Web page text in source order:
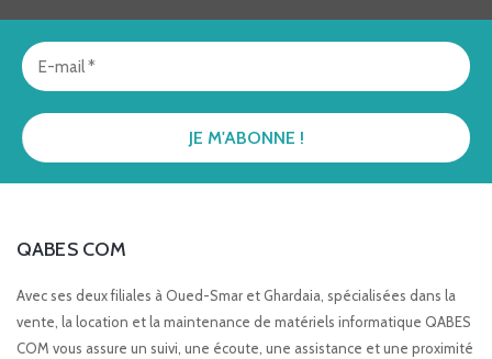
QABES COM
Avec ses deux filiales à Oued-Smar et Ghardaia, spécialisées dans la
vente, la location et la maintenance de matériels informatique QABES
COM vous assure un suivi, une écoute, une assistance et une proximité